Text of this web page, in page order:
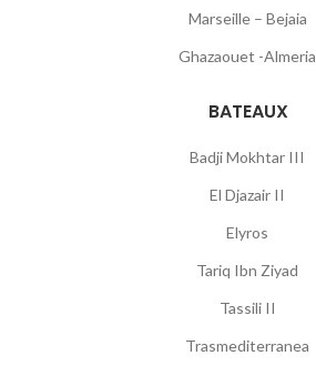
Marseille – Bejaia
Ghazaouet -Almeria
BATEAUX
Badji Mokhtar III
El Djazair II
Elyros
Tariq Ibn Ziyad
Tassili II
Trasmediterranea